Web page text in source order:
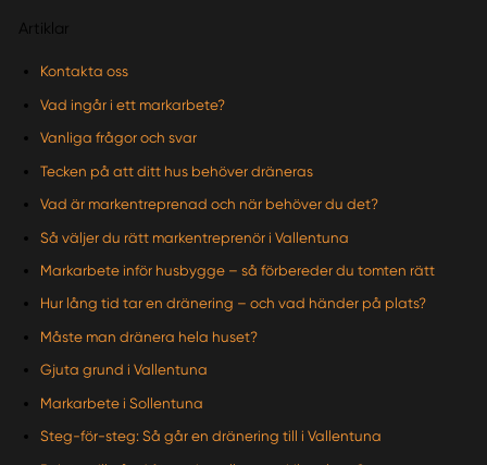
Artiklar
Kontakta oss
Vad ingår i ett markarbete?
Vanliga frågor och svar
Tecken på att ditt hus behöver dräneras
Vad är markentreprenad och när behöver du det?
Så väljer du rätt markentreprenör i Vallentuna
Markarbete inför husbygge – så förbereder du tomten rätt
Hur lång tid tar en dränering – och vad händer på plats?
Måste man dränera hela huset?
Gjuta grund i Vallentuna
Markarbete i Sollentuna
Steg-för-steg: Så går en dränering till i Vallentuna